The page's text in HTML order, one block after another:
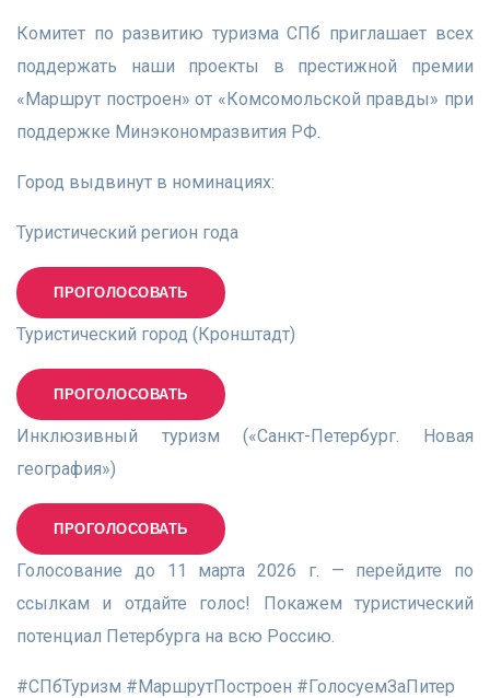
Комитет по развитию туризма СПб приглашает всех
поддержать наши проекты в престижной премии
«Маршрут построен» от «Комсомольской правды» при
поддержке Минэкономразвития РФ.
Город выдвинут в номинациях:
Туристический регион года
ПРОГОЛОСОВАТЬ
Туристический город (Кронштадт)
ПРОГОЛОСОВАТЬ
Инклюзивный туризм («Санкт-Петербург. Новая
география»)
ПРОГОЛОСОВАТЬ
Голосование до 11 марта 2026 г. — перейдите по
ссылкам и отдайте голос! Покажем туристический
потенциал Петербурга на всю Россию.​
#СПбТуризм #МаршрутПостроен #ГолосуемЗаПитер